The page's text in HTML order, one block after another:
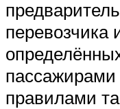
перевозчика
пассажирами
правилами